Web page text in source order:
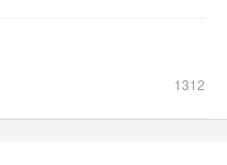
1312